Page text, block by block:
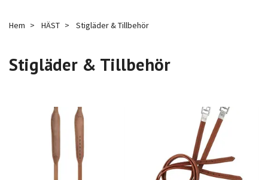
Hem HÄST Stigläder & Tillbehör
Stigläder & Tillbehör